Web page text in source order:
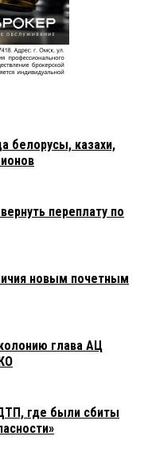
белорусы, казахи,
переплату по
новым почетным
глава АЦ
где были сбиты